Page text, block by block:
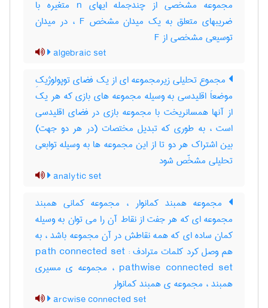
مجموعه مشخصی از چندجمله ایهای n متغیره با
ضریبهای متعلق به یک میدان مشخص F ، در میدان
توسیعی مشخصی از F
algebraic set
مجموع تحلیلی زیرمجموعه ای از یک فضای توپولوژیکِ
موضعاَ اقلیدسی به وسیله مجموعه های بازی که هر یک
از آنها همسانریخت با مجموعه بازی در فضای اقلیدسی
است ، به طوری که تبدیل مختصات (در هر دو جهت)
بین اشتراک هر دو تا از این مجموعه ها به وسیله توابعی
تحلیلی مشخّص شود
analytic set
مجموعه همبند کمانوار ، مجموعه کمانی همبند
مجموعه ای که هر جفت از نقاط آن را می توان به وسیله
کمان ساده ای که همه نقاطش در آن مجموعه باشد ، به
هم وصل کرد کلمات مترادف : path connected set
pathwise connected set ، مجموعه ی مسیری
همبند ، مجموعه ی همبند کمانوار
arcwise connected set